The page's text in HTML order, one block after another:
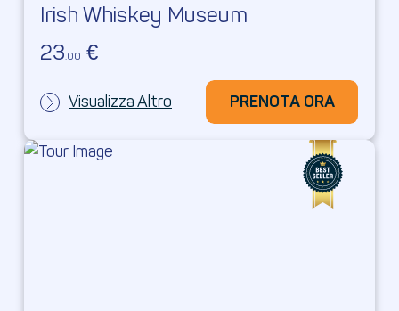
Irish Whiskey Museum
23.00 €
Visualizza Altro PRENOTA ORA
PRENOTA ORA